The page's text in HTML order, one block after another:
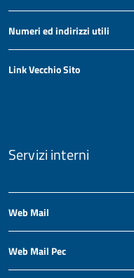
Numeri ed indirizzi utili
Link Vecchio Sito
Servizi interni
Web Mail
Web Mail Pec